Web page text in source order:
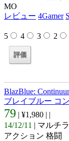
MO
レビュー 4Gamer
5 4 3 2
BlazBlue:
ブレイブルー コ
79 | ¥1,980 | |
14/12/11 | マルチ
アクション 格闘